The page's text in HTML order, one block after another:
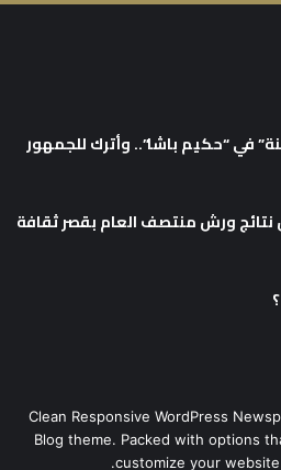
في “حكيم باشا”.. وأترك للجمهور
ورش منتصف العام بقصر ثقافة
Clean Responsive WordPress
Blog theme. Packed with options
customize your